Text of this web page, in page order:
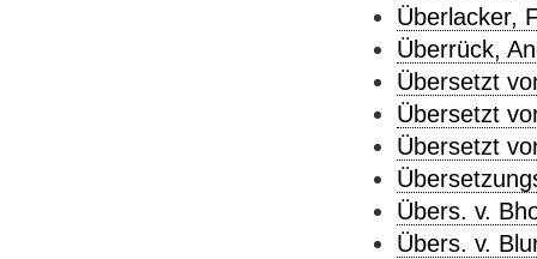
Überlacker,
Überrück,
Übersetzt
Übersetzt
Übersetzt
Übers. v.
Übers. v.